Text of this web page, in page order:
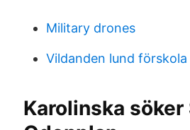
Military drones
Vildanden lund förskola
Karolinska